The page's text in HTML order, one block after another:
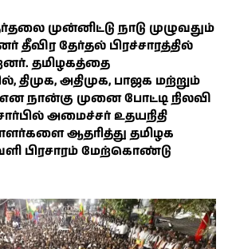
முன்னிட்டு நாடு முழுவதும்
தீவிர தேர்தல் பிரச்சாரத்தில்
தமிழகத்தை
அதிமுக, பாஜக மற்றும்
என நான்கு முனை போட்டி நிலவி
சார்பில் அமைச்சர் உதயநிதி
ஆதரித்து தமிழக
பிரசாரம் மேற்கொண்டு